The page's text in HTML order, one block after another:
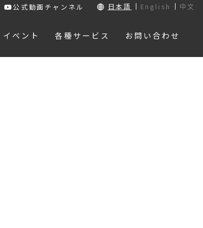
公式動画チャンネル 日本語 English 中文
ベント 各種サービス お問い合わせ